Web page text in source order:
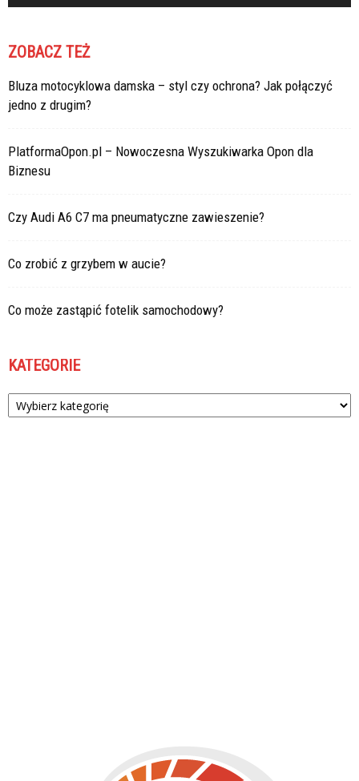
ZOBACZ TEŻ
Bluza motocyklowa damska – styl czy ochrona? Jak połączyć
jedno z drugim?
PlatformaOpon.pl – Nowoczesna Wyszukiwarka Opon dla
Biznesu
Czy Audi A6 C7 ma pneumatyczne zawieszenie?
Co zrobić z grzybem w aucie?
Co może zastąpić fotelik samochodowy?
KATEGORIE
Kategorie